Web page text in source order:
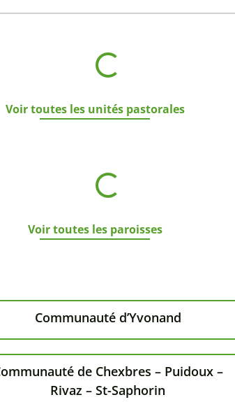
St-Pierre les Roches
Notre-Dame
Voir toutes les unités pastorales
Paroisse de Sainte-Croix